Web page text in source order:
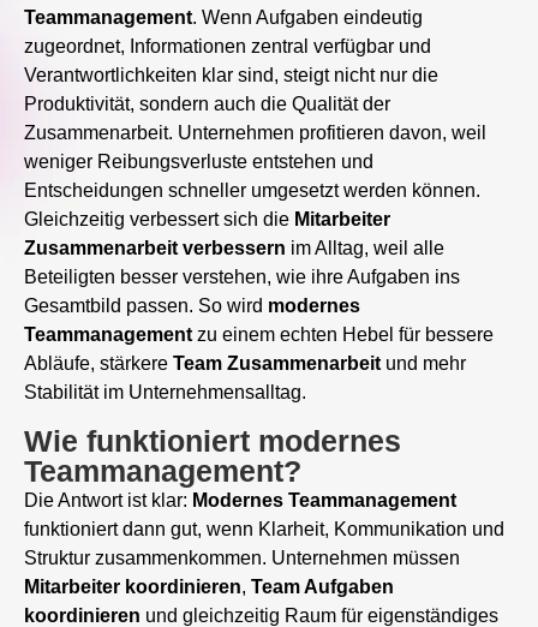
Teammanagement. Wenn Aufgaben eindeutig
zugeordnet, Informationen zentral verfügbar und
Verantwortlichkeiten klar sind, steigt nicht nur die
Produktivität, sondern auch die Qualität der
Zusammenarbeit. Unternehmen profitieren davon, weil
weniger Reibungsverluste entstehen und
Entscheidungen schneller umgesetzt werden können.
Gleichzeitig verbessert sich die Mitarbeiter
Zusammenarbeit verbessern im Alltag, weil alle
Beteiligten besser verstehen, wie ihre Aufgaben ins
Gesamtbild passen. So wird modernes
Teammanagement zu einem echten Hebel für bessere
Abläufe, stärkere Team Zusammenarbeit und mehr
Stabilität im Unternehmensalltag.
Wie funktioniert modernes
Teammanagement?
Die Antwort ist klar: Modernes Teammanagement
funktioniert dann gut, wenn Klarheit, Kommunikation und
Struktur zusammenkommen. Unternehmen müssen
Mitarbeiter koordinieren, Team Aufgaben
koordinieren und gleichzeitig Raum für eigenständiges